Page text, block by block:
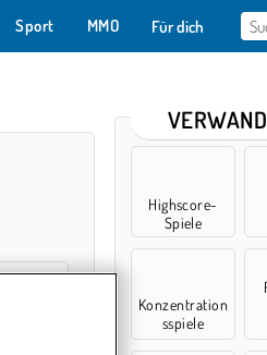
Sport MMO Für dich
Highscore-
Spiele
Konzentration
sspiele